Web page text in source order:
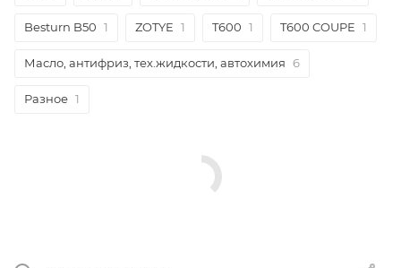
Besturn B50 1 ZOTYE 1 T600 1 T600 COUPE 1
Масло, антифриз, тех.жидкости, автохимия 6
Разное 1